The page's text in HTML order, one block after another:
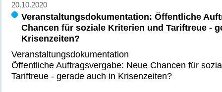
20.10.2020
Veranstaltungsdokumentation: Öffentliche
Chancen für soziale Kriterien und Tariftreue -
Krisenzeiten?
Veranstaltungsdokumentation
Öffentliche Auftragsvergabe: Neue Chancen für
Tariftreue - gerade auch in Krisenzeiten?